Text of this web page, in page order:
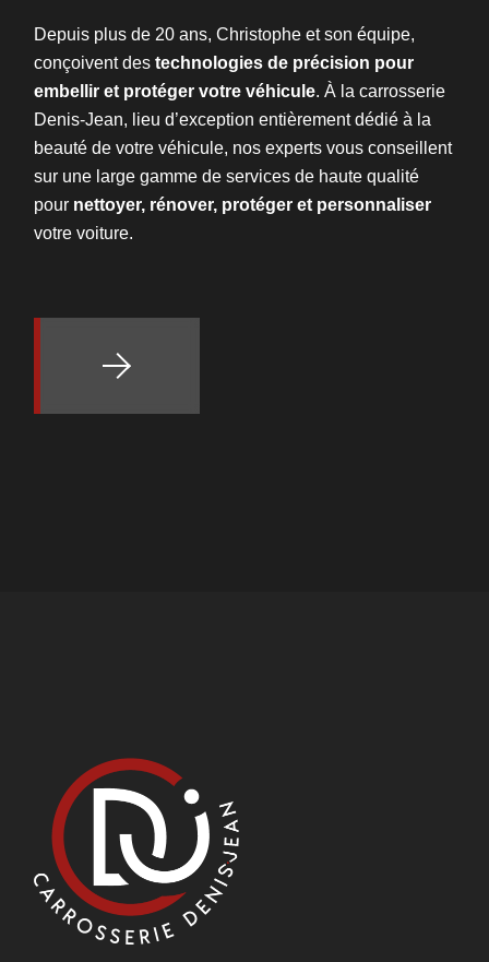
Depuis plus de 20 ans, Christophe et son équipe,
conçoivent destechnologies de précision pour
embellir et protéger votre véhicule. À la carrosserie
Denis-Jean, lieu d’exception entièrement dédié à la
beauté de votre véhicule, nos experts vous conseillent
sur une large gamme de services de haute qualité
pour nettoyer, rénover, protéger et personnaliser
votre voiture.